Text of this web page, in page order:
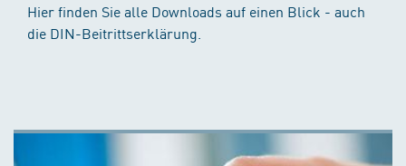
Hier finden Sie alle Downloads auf einen Blick - auch
die DIN-Beitrittserklärung.